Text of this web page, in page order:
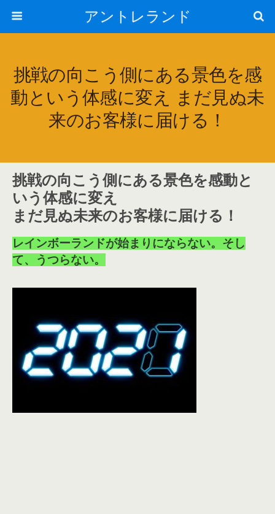
アントレランド
挑戦の向こう側にある景色を感
動という体感に変え まだ見ぬ未
来のお客様に届ける！
挑戦の向こう側にある景色を感動と
いう体感に変え
まだ見ぬ未来のお客様に届ける！
レインボーランドが始まりにならない。そし
て、うつらない。